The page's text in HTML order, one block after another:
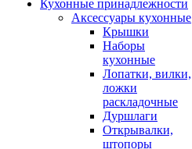
Кухонные принадлежности
Аксессуары кухонные
Крышки
Наборы
кухонные
Лопатки, вилки,
ложки
раскладочные
Дуршлаги
Открывалки,
штопоры